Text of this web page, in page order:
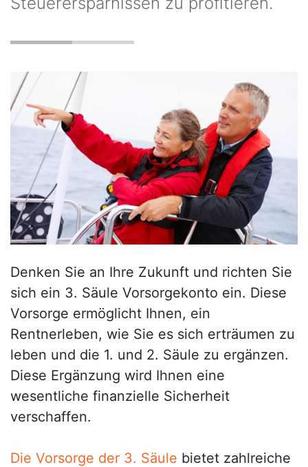
Denken Sie an Ihre Zukunft und richten Sie
sich ein 3. Säule Vorsorgekonto ein. Diese
Vorsorge ermöglicht Ihnen, ein
Rentnerleben, wie Sie es sich erträumen zu
leben und die 1. und 2. Säule zu ergänzen.
Diese Ergänzung wird Ihnen eine
wesentliche finanzielle Sicherheit
verschaffen.
Die Vorsorge der 3. Säule bietet zahlreiche